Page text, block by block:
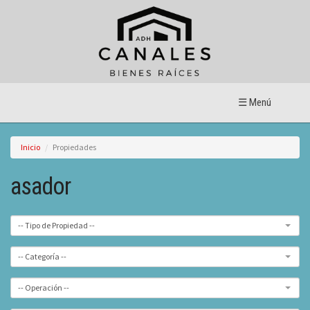
☰ Menú
Inicio Propiedades
asador
-- Tipo de Propiedad --
-- Categoría --
-- Operación --